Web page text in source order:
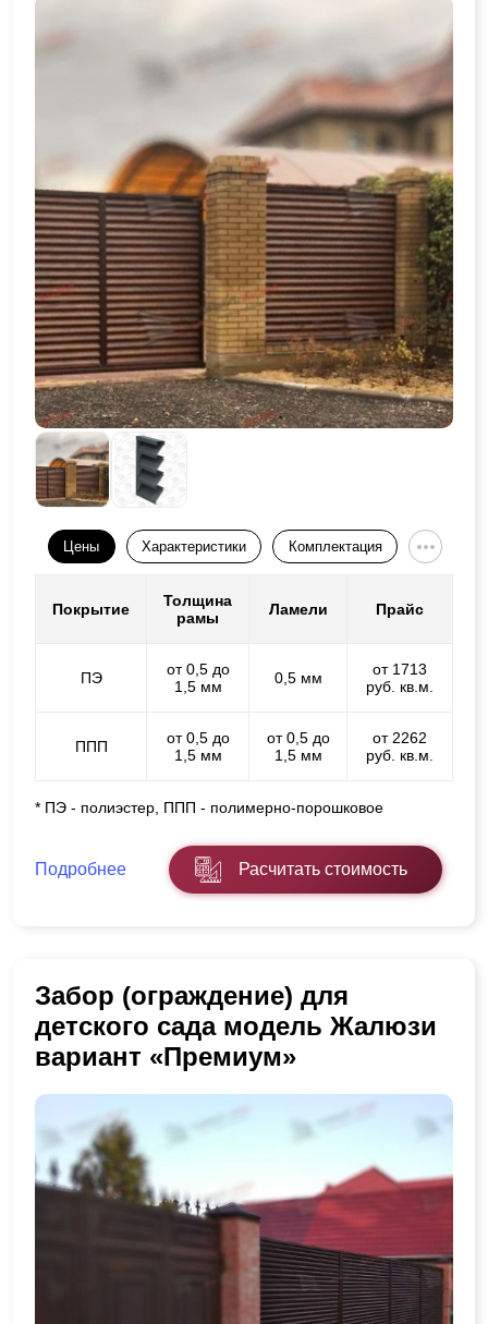
Цены Характеристики Комплектация
Покрытие
Толщина
рамы
Ламели Прайс
ПЭ
от 0,5 до
1,5 мм
0,5 мм
от 1713
руб. кв.м.
ППП
от 0,5 до
1,5 мм
от 0,5 до
1,5 мм
от 2262
руб. кв.м.
* ПЭ - полиэстер, ППП - полимерно-порошковое
Подробнее Расчитать стоимость
Забор (ограждение) для
детского сада модель Жалюзи
вариант «Премиум»